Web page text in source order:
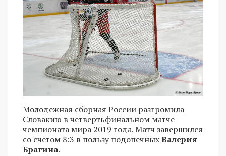
Молодежная сборная России разгромила
Словакию в четвертьфинальном матче
чемпионата мира 2019 года. Матч завершился
со счетом 8:3 в пользу подопечныхВалерия
Брагина.